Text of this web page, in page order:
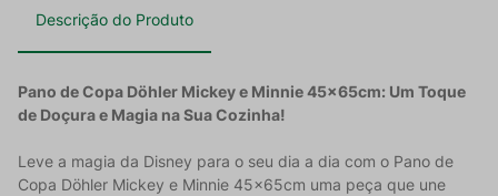
Descrição do Produto
Pano de Copa Döhler Mickey e Minnie 45x65cm: Um Toque
de Doçura e Magia na Sua Cozinha!
Leve a magia da Disney para o seu dia a dia com o Pano de
Copa Döhler Mickey e Minnie 45x65cm uma peça que une